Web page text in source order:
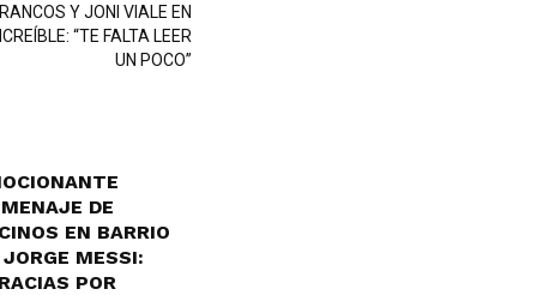
Y JONI VIALE EN
“TE FALTA LEER
UN POCO”
DE
EN BARRIO
JORGE MESSI:
POR